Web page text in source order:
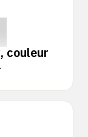
couleur